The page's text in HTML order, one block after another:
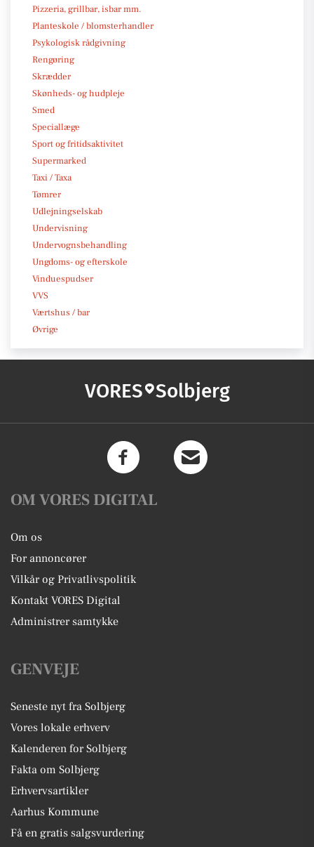
Pizzeria, grillbar, isbar mm.
Planteskole / blomsterhandler
Psykologisk rådgivning
Rengøring
Skrædder
Skønheds- og hudpleje
Smed
Speciallæge
Sport og fritidsaktivitet
Supermarked
Taxi / Taxa
Tømrer
Udlejningselskab
Undervisning
Undervognsbehandling
Ungdoms- og efterskole
Vinduespudser
VVS
Værtshus / bar
Øvrige
VORES Solbjerg
OM VORES DIGITAL
Om os
For annoncører
Vilkår og Privatlivspolitik
Kontakt VORES Digital
Administrer samtykke
GENVEJE
Seneste nyt fra Solbjerg
Vores lokale erhverv
Kalenderen for Solbjerg
Fakta om Solbjerg
Erhvervsartikler
Aarhus Kommune
Få en gratis salgsvurdering